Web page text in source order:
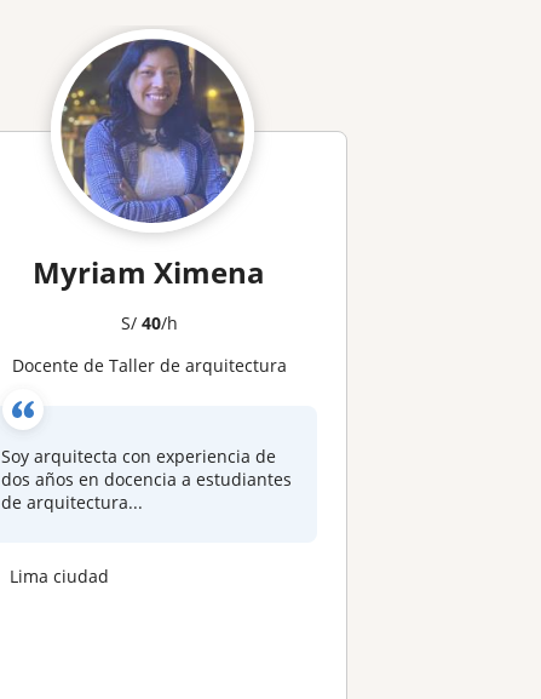
Myriam Ximena
S/ 40/h
Docente de Taller de arquitectura
Soy arquitecta con experiencia de
dos años en docencia a estudiantes
de arquitectura...
Lima ciudad